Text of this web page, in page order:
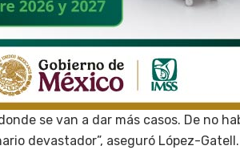
se van a dar más casos. De no
devastador”, aseguró López-Gatell.